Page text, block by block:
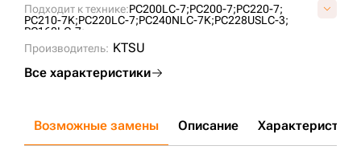
Подходит к технике:PC200LC-7;PC200-7;PC220-7;
PC210-7K;PC220LC-7;PC240NLC-7K;PC228USLC-3;
PC160LC-7;
Производитель: KTSU
Все характеристики
Возможные замены Описание Характеристики